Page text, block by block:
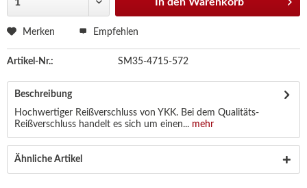
Merken Empfehlen
Artikel-Nr.: SM35-4715-572
Beschreibung
Hochwertiger Reißverschluss von YKK. Bei dem Qualitäts-
Reißverschluss handelt es sich um einen... mehr
Ähnliche Artikel